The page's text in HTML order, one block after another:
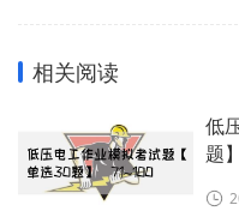
相关阅读
低
题